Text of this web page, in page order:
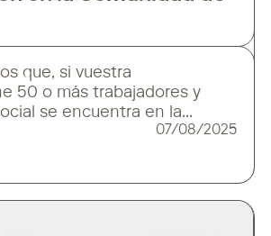
que, si vuestra
50 o más trabajadores y
se encuentra en la
Madrid, es imprescindible
lo siguiente: En
establecido por la Oficina
y Lucha contra el Fraude de
07/08/2025